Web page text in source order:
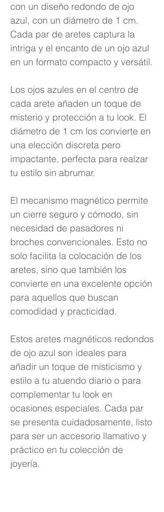
con un diseño redondo de ojo
azul, con un diámetro de 1 cm.
Cada par de aretes captura la
intriga y el encanto de un ojo azul
en un formato compacto y versátil.
Los ojos azules en el centro de
cada arete añaden un toque de
misterio y protección a tu look. El
diámetro de 1 cm los convierte en
una elección discreta pero
impactante, perfecta para realzar
tu estilo sin abrumar.
El mecanismo magnético permite
un cierre seguro y cómodo, sin
necesidad de pasadores ni
broches convencionales. Esto no
solo facilita la colocación de los
aretes, sino que también los
convierte en una excelente opción
para aquellos que buscan
comodidad y practicidad.
Estos aretes magnéticos redondos
de ojo azul son ideales para
añadir un toque de misticismo y
estilo a tu atuendo diario o para
complementar tu look en
ocasiones especiales. Cada par
se presenta cuidadosamente, listo
para ser un accesorio llamativo y
práctico en tu colección de
joyería.